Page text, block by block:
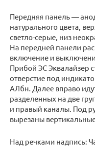
Передняя панель —
натурального цвета,
светло-серые, низ
На передней панели
включение и
Прибой ЭС Эквалайзер
отверстие под
АЛбн. Далее вправо
разделенных на две
и правый каналы. Под
вырезаны вертикальные
Над речками надпись: